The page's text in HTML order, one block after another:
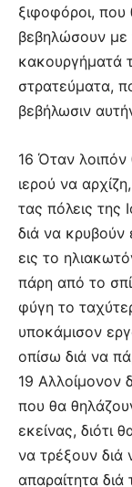
ξιφοφόροι, που
βεβηλώσουν με
κακουργήματά
στρατεύματα,
βεβήλωσιν
16 Όταν λοιπόν
ιερού να
τας πόλεις της
διά να κρυβούν
εις το
πάρη από το
φύγη το
υποκάμισον
οπίσω διά να
19 Αλλοίμονον
που θα
εκείνας, διότι
να τρέξουν
απαραίτητα